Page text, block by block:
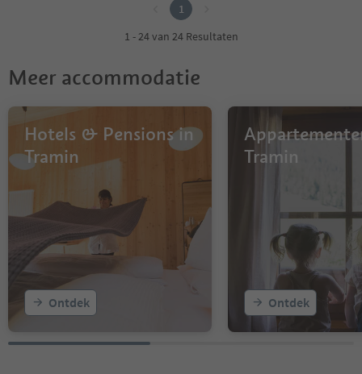
1
1 - 24 van 24 Resultaten
Meer accommodatie
Hotels & Pensions in
Tramin
Ontdek
Tramin
Ontdek